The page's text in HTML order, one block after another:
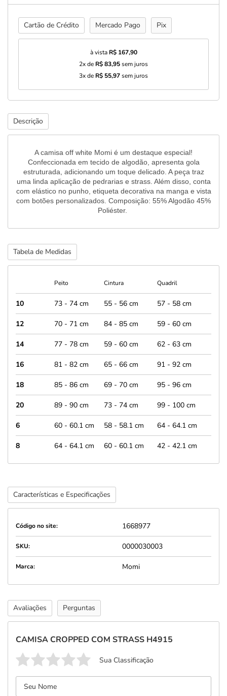
Cartão de Crédito Mercado Pago Pix
à vista R$ 167,90
2x de R$ 83,95sem juros
3x de R$ 55,97sem juros
Descrição
A camisa off white Momi é um destaque especial!
Confeccionada em tecido de algodão, apresenta gola
estruturada, adicionando um toque delicado. A peça traz
uma linda aplicação de pedrarias e strass. Além disso, conta
com elástico no punho, etiqueta decorativa na manga e vista
com botões personalizados. Composição: 55% Algodão 45%
Poliéster.
Tabela de Medidas
Peito Cintura Quadril
10 73 - 74 cm 55 - 56 cm 57 - 58 cm
12 70 - 71 cm 84 - 85 cm 59 - 60 cm
14 77 - 78 cm 59 - 60 cm 62 - 63 cm
16 81 - 82 cm 65 - 66 cm 91 - 92 cm
18 85 - 86 cm 69 - 70 cm 95 - 96 cm
20 89 - 90 cm 73 - 74 cm 99 - 100 cm
6 60 - 60.1 cm 58 - 58.1 cm 64 - 64.1 cm
8 64 - 64.1 cm 60 - 60.1 cm 42 - 42.1 cm
Características e Especificações
Código no site: 1668977
SKU: 0000030003
Marca: Momi
Avaliações Perguntas
CAMISA CROPPED COM STRASS H4915
Sua Classificação